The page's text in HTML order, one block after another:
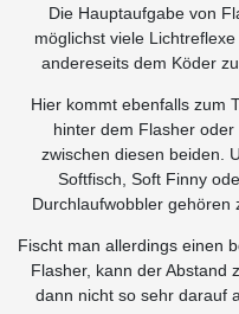
Die Hauptaufgabe von
möglichst viele
andereseits dem Köder
Hier kommt ebenfalls zum
hinter dem Flasher
zwischen diesen beiden.
Softfisch, Soft Finny
Durchlaufwobbler gehören
Fischt man allerdings einen
Flasher, kann der Abstand
dann nicht so sehr darauf